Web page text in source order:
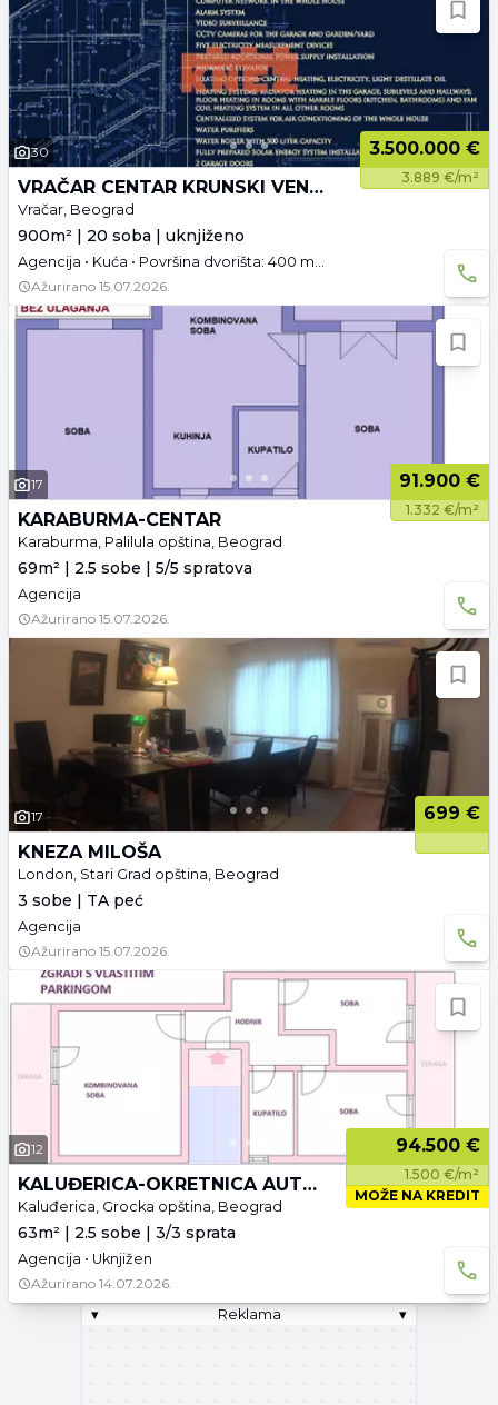
30 3.500.000 €
3.889 €/m²
VRAČAR CENTAR KRUNSKI VENAC
Vračar, Beograd
900m² | 20 soba | uknjiženo
Agencija • Kuća • Površina dvorišta: 400 m² • Uknjižen
Ažurirano 15.07.2026.
17 91.900 €
1.332 €/m²
KARABURMA-CENTAR
Karaburma, Palilula opština, Beograd
69m² | 2.5 sobe | 5/5 spratova
Agencija
Ažurirano 15.07.2026.
17
699 €
KNEZA MILOŠA
London, Stari Grad opština, Beograd
3 sobe | TA peć
Agencija
Ažurirano 15.07.2026.
12 94.500 €
1.500 €/m²
MOŽE NA KREDIT
KALUĐERICA-OKRETNICA AUTOBUSA 309
Kaluđerica, Grocka opština, Beograd
63m² | 2.5 sobe | 3/3 sprata
Agencija • Uknjižen
Ažurirano 14.07.2026.
▾
Reklama ▾